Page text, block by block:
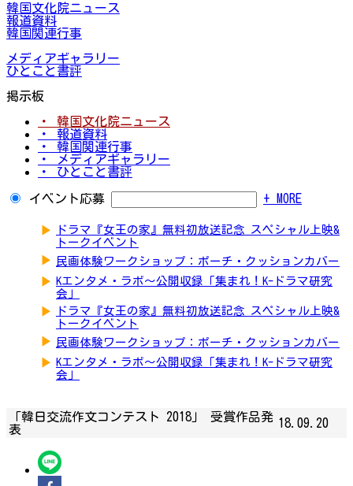
韓国文化院ニュース
報道資料
韓国関連行事
メディアギャラリー
ひとこと書評
掲示板
・ 韓国文化院ニュース
・ 報道資料
・ 韓国関連行事
・ メディアギャラリー
・ ひとこと書評
イベント応募 + MORE
▶
ドラマ『女王の家』無料初放送記念 スペシャル上映&
トークイベント
▶ 民画体験ワークショップ：ポーチ・クッションカバー
▶ Kエンタメ・ラボ～公開収録「集まれ！K-ドラマ研究
会」
▶
ドラマ『女王の家』無料初放送記念 スペシャル上映&
トークイベント
▶ 民画体験ワークショップ：ポーチ・クッションカバー
▶ Kエンタメ・ラボ～公開収録「集まれ！K-ドラマ研究
会」
「韓日交流作文コンテスト 2018」 受賞作品発
表
18.09.20